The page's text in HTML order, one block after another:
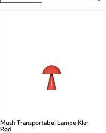
Mush Transportabel Lampe Klar
Rød